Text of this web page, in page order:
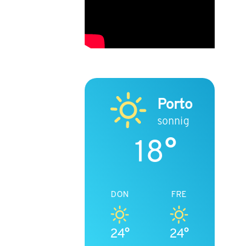
Porto
sonnig
18°
DON
24°
FRE
24°